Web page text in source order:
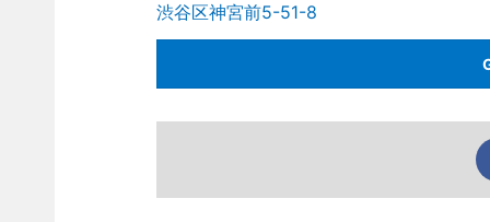
渋谷区神宮前5-51-8